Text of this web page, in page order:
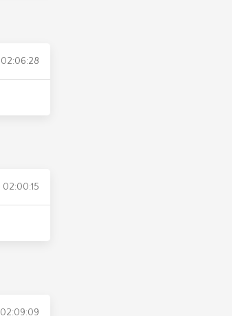
02:06:28
02:00:15
02:09:09